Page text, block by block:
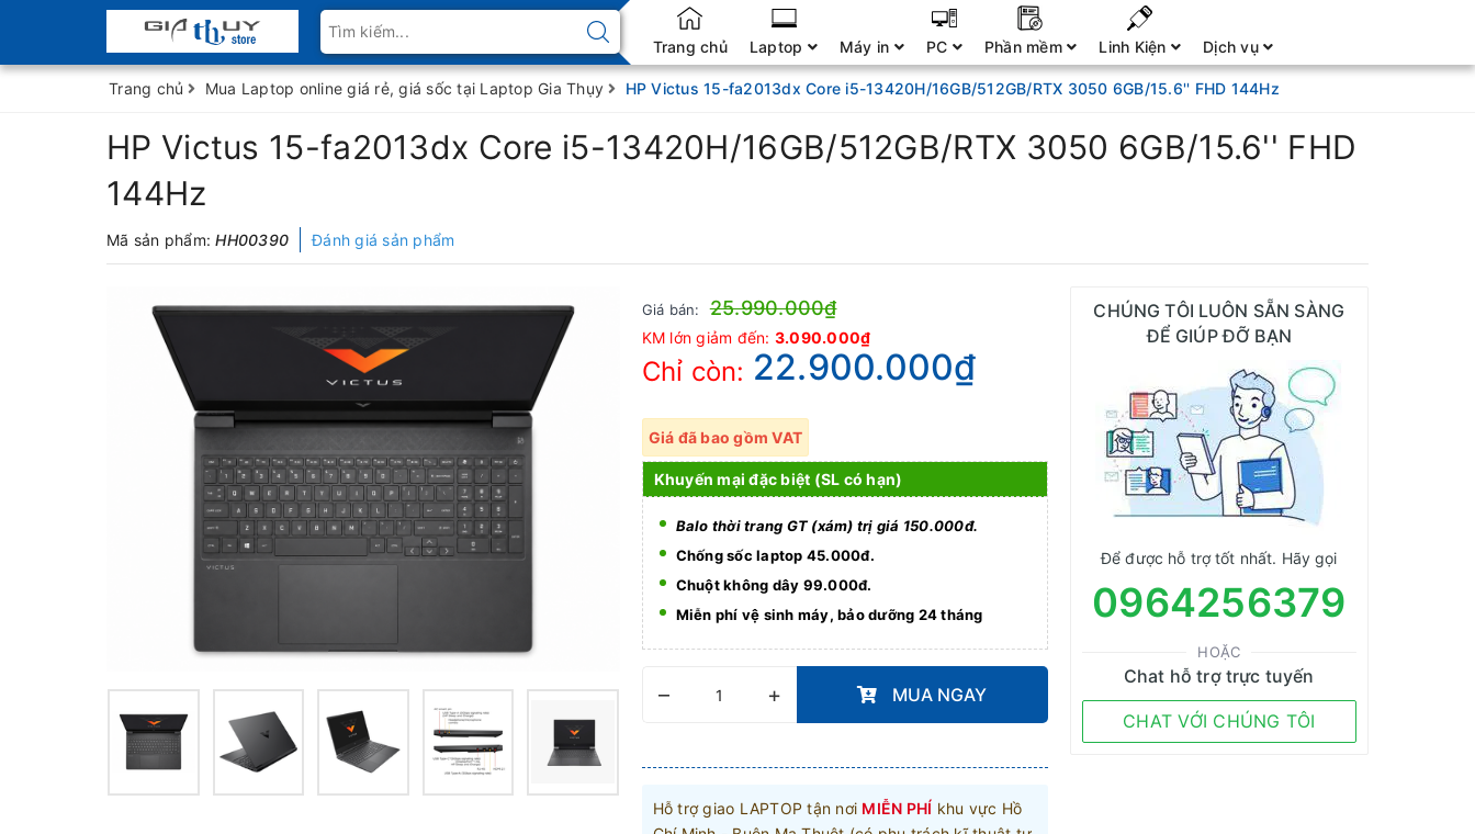
Trang chủ Laptop Máy in PC Phần mềm Linh Kiện Dịch vụ
Trang chủ Mua Laptop online giá rẻ, giá sốc tại Laptop Gia Thụy HP Victus 15-fa2013dx Core i5-13420H/16GB/512GB/RTX 3050 6GB/15.6'' FHD 144Hz
HP Victus 15-fa2013dx Core i5-13420H/16GB/512GB/RTX 3050 6GB/15.6'' FHD
144Hz
Mã sản phẩm:HH00390 Đánh giá sản phẩm
Giá bán: 25.990.000₫
KM lớn giảm đến: 3.090.000₫
Chỉ còn: 22.900.000₫
Giá đã bao gồm VAT
Khuyến mại đặc biệt (SL có hạn)
Balo thời trang GT (xám) trị giá 150.000đ.
Chống sốc laptop 45.000đ.
Chuột không dây 99.000đ.
Miễn phí vệ sinh máy, bảo dưỡng 24 tháng
– + MUA NGAY
Hỗ trợ giao LAPTOP tận nơi MIỄN PHÍ khu vực Hồ
CHÚNG TÔI LUÔN SẴN SÀNG
ĐỂ GIÚP ĐỠ BẠN
Để được hỗ trợ tốt nhất. Hãy gọi
0964256379
HOẶC
Chat hỗ trợ trực tuyến
CHAT VỚI CHÚNG TÔI